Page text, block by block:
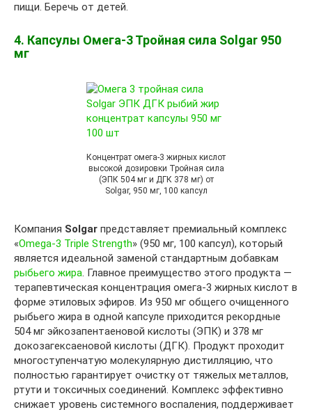
пищи. Беречь от детей.
4. Капсулы Омега-3 Тройная сила Solgar 950
мг
Концентрат омега-3 жирных кислот
высокой дозировки Тройная сила
(ЭПК 504 мг и ДГК 378 мг) от
Solgar, 950 мг, 100 капсул
Компания Solgar представляет премиальный комплекс
«Omega-3 Triple Strength» (950 мг, 100 капсул), который
является идеальной заменой стандартным добавкам
рыбьего жира. Главное преимущество этого продукта —
терапевтическая концентрация омега-3 жирных кислот в
форме этиловых эфиров. Из 950 мг общего очищенного
рыбьего жира в одной капсуле приходится рекордные
504 мг эйкозапентаеновой кислоты (ЭПК) и 378 мг
докозагексаеновой кислоты (ДГК). Продукт проходит
многоступенчатую молекулярную дистилляцию, что
полностью гарантирует очистку от тяжелых металлов,
ртути и токсичных соединений. Комплекс эффективно
снижает уровень системного воспаления, поддерживает